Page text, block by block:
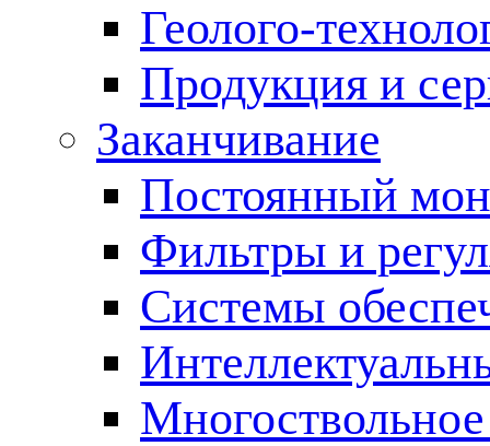
Геолого-
Продукция и
Заканчивание
Постоянный
Фильтры и
Cистемы